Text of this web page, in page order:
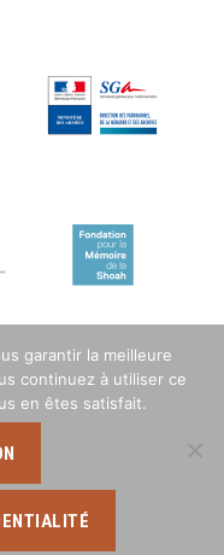
garantir la meilleure
continuez à utiliser ce
en êtes satisfait.